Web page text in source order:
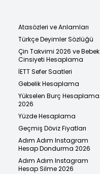
Atasözleri ve Anlamları
Türkçe Deyimler Sözlüğü
Çin Takvimi 2026 ve Bebek
Cinsiyeti Hesaplama
İETT Sefer Saatleri
Gebelik Hesaplama
Yükselen Burç Hesaplama
2026
Yüzde Hesaplama
Geçmiş Döviz Fiyatları
Adım Adım Instagram
Hesap Dondurma 2026
Adım Adım Instagram
Hesap Silme 2026